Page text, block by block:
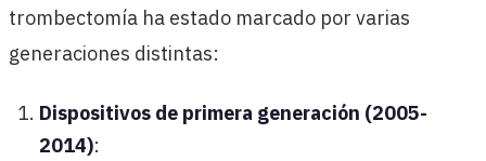
trombectomía ha estado marcado por varias
generaciones distintas:
Dispositivos de primera generación (2005-
2014):